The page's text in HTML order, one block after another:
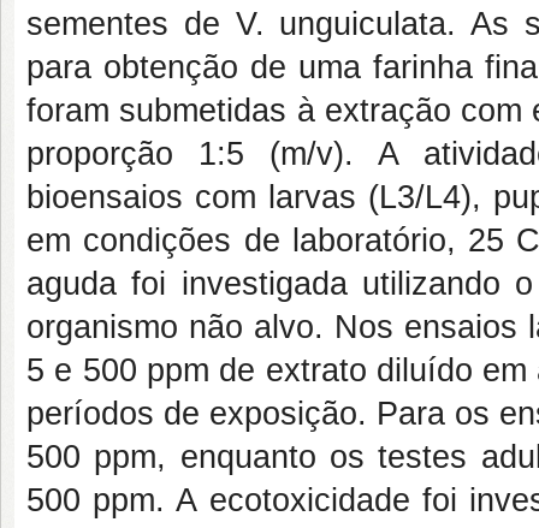
sementes de V. unguiculata. As
para obtenção de uma farinha
foram submetidas à extração
proporção 1:5 (m/v). A
bioensaios com larvas (L3/L4),
em condições de laboratório, 25
aguda foi investigada utilizando
organismo não alvo. Nos ensaios
5 e 500 ppm de extrato diluído
períodos de exposição. Para os
500 ppm, enquanto os testes
500 ppm. A ecotoxicidade foi